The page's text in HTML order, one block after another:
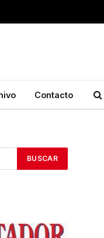
Contacto